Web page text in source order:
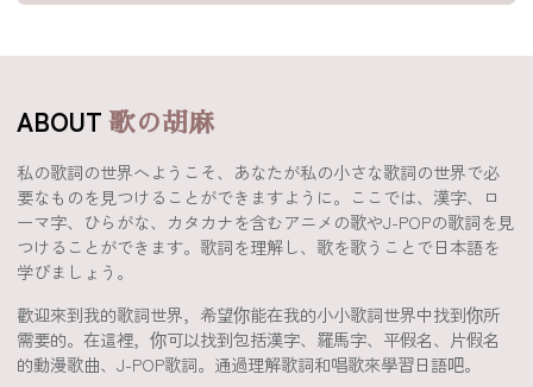
ABOUT歌の胡麻
私の歌詞の世界へようこそ、あなたが私の小さな歌詞の世界で必
要なものを見つけることができますように。ここでは、漢字、ロ
ーマ字、ひらがな、カタカナを含むアニメの歌やJ-POPの歌詞を見
つけることができます。歌詞を理解し、歌を歌うことで日本語を
学びましょう。
歡迎來到我的歌詞世界，希望你能在我的小小歌詞世界中找到你所
需要的。在這裡，你可以找到包括漢字、羅馬字、平假名、片假名
的動漫歌曲、J-POP歌詞。通過理解歌詞和唱歌來學習日語吧。